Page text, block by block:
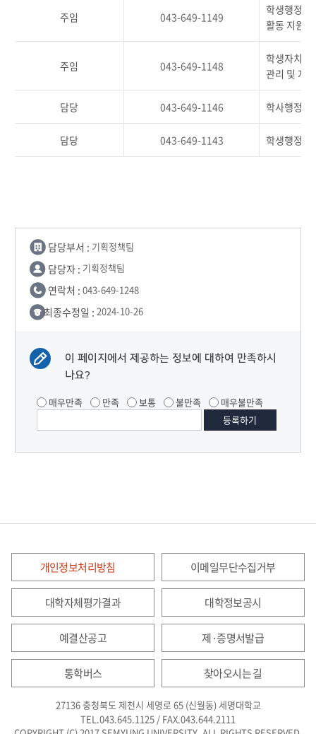
주임 043-649-1149
학생행정,
활동 지원,
주임 043-649-1148
학생자치기
관리 및 지
담당 043-649-1146 학사행정,
담당 043-649-1143 학생행정,
담당부서 : 기획정책팀
담당자 : 기획정책팀
연락처 : 043-649-1248
최종수정일 : 2024-10-26
이 페이지에서 제공하는 정보에 대하여 만족하시
나요?
매우만족 만족 보통 불만족 매우불만족
개인정보처리방침 이메일무단수집거부
대학자체평가결과 대학정보공시
예결산공고 제·증명서발급
통학버스 찾아오시는 길
27136 충청북도 제천시 세명로 65 (신월동) 세명대학교
TEL.043.645.1125 / FAX.043.644.2111